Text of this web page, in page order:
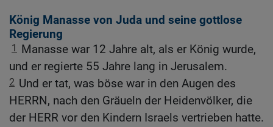
König Manasse von Juda und seine gottlose
Regierung
1
Manasse war 12 Jahre alt, als er König wurde,
und er regierte 55 Jahre lang in Jerusalem.
2 Und er tat, was böse war in den Augen des
HERRN, nach den Gräueln der Heidenvölker, die
der HERR vor den Kindern Israels vertrieben hatte.